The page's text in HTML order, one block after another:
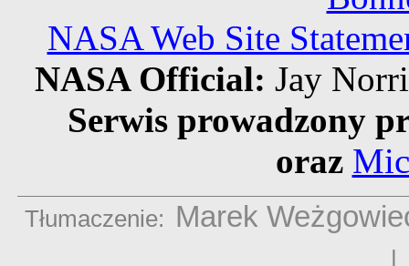
NASA Web Site
NASA Official: Jay
Serwis prowadzony
oraz
Tłumaczenie: Marek
|